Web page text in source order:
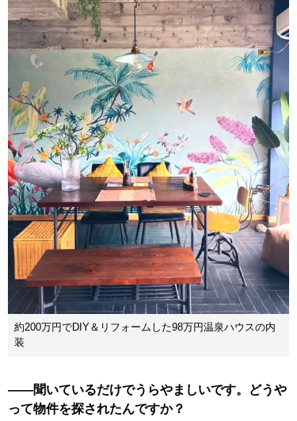
約200万円でDIY＆リフォームした98万円温泉ハウスの内
装
――聞いているだけでうらやましいです。どうや
って物件を探されたんですか？